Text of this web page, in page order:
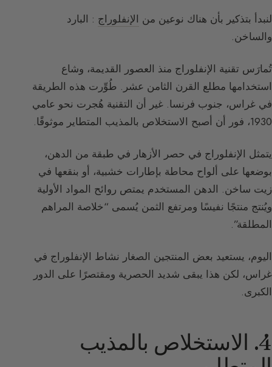
لنبدأ بتذكير بأن هناك نوعين من الإنفلوراج : البارد
والساخن.
تُمارَس تقنية الإنفلوراج منذ العصور القديمة، وشاع
استخدامها مطلع القرن الثامن عشر. طُوِّرت هذه الطريقة
في غراس، جنوب فرنسا. غير أن التقنية هُجرت نحو عامي
1930، فور أن أصبح الاستخلاص بالمذيب المتطاير موثوقًا.
يتمثل الإنفلوراج في حصر الأزهار في طبقة من الدهن،
بوضعها على ألواح محاطة بإطارات خشبية، أو بنقعها في
زيت ساخن. الدهن المستخدم يمتص روائح المواد الأولية
ويُنتج منتجًا نفيسًا ومرتفع الثمن يُسمى “خلاصة المراهم
المطلقة”.
اليوم، يستعيد بعض المنتجين الصغار نشاط الإنفلوراج في
غراس، لكن هذا يبقى شديد الحصرية ومقتصرًا على الدور
الكبرى.
4. الاستخلاص بالمذيب